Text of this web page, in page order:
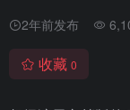
2年前发布
收藏 0